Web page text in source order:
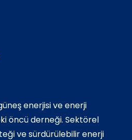
enerjisi ve enerji
öncü derneği. Sektörel
ve sürdürülebilir enerji